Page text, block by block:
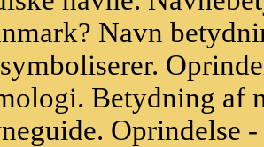
Navn
Betydning af
Oprindelse